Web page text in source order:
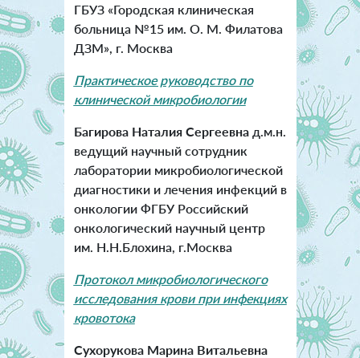
ГБУЗ «Городская клиническая
больница №15 им. О. М. Филатова
ДЗМ», г. Москва
Практическое руководство по
клинической микробиологии
Багирова Наталия Сергеевнад.м.н.
ведущий научный сотрудник
лаборатории микробиологической
диагностики и лечения инфекций в
онкологии ФГБУ Российский
онкологический научный центр
им. Н.Н.Блохина, г.Москва
Протокол микробиологического
исследования крови при инфекциях
кровотока
Сухорукова Марина Витальевна